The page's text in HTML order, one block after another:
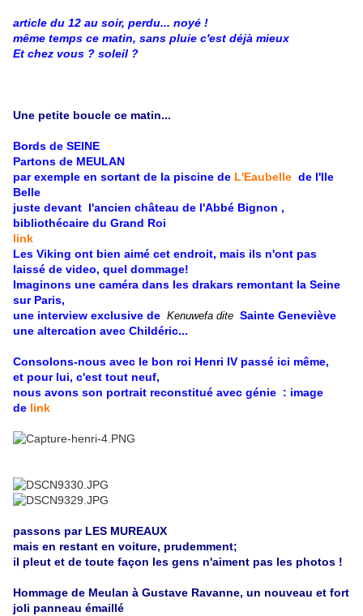
article du 12 au soir, perdu... noyé !
même temps ce matin, sans pluie c'est déjà mieux
Et chez vous ? soleil ?
Une petite boucle ce matin...
Bords de SEINE
Partons de MEULAN
par exemple en sortant de la piscine de L'Eaubelle de l'Ile
Belle
juste devant l'ancien château de l'Abbé Bignon ,
bibliothécaire du Grand Roi
link
Les Viking ont bien aimé cet endroit, mais ils n'ont pas
laissé de video, quel dommage!
Imaginons une caméra dans les drakars remontant la Seine
sur Paris,
une interview exclusive de Kenuwefa dite Sainte Geneviève
une altercation avec Childéric...
Consolons-nous avec le bon roi Henri IV passé ici même,
et pour lui, c'est tout neuf,
nous avons son portrait reconstitué avec génie : image
de link
passons par LES MUREAUX
mais en restant en voiture, prudemment;
il pleut et de toute façon les gens n'aiment pas les photos !
Hommage de Meulan à Gustave Ravanne, un nouveau et fort
joli panneau émaillé